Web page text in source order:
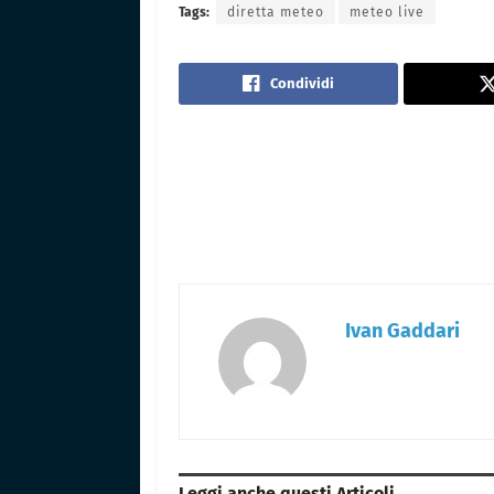
Tags: diretta meteo meteo live
Condividi
Ivan Gaddari